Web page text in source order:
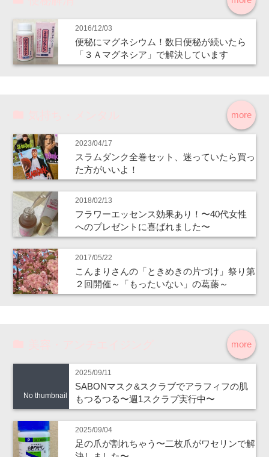
2016/12/03
便秘にマグネシウム！数日便秘が続いたら
「３Ａマグネシア」で解決しています
more
2023/04/17
スラムダンク全巻セット、迷っていたら買っ
た方がいいよ！
2018/02/13
フラワーエッセンス効果あり！〜40代女性
へのプレゼントに喜ばれました〜
2017/05/22
こんまりさんの「ときめきの片づけ」祭り第
２回開催～「もったいない」の葛藤～
more
No thumbnail
2025/09/11
SABONマスク&スクラブでアラフィフの肌
もつるつる〜週1スクラブ実行中〜
2025/09/04
足の爪が割れちゃう〜二枚爪がワセリンで解